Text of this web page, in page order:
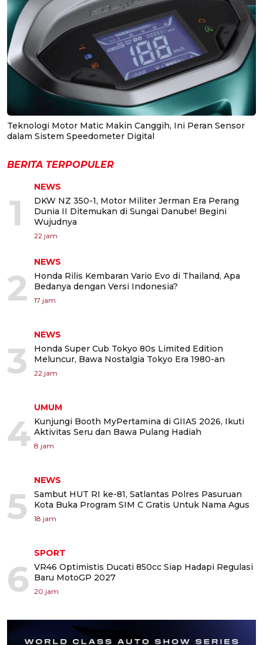
Teknologi Motor Matic Makin Canggih, Ini Peran Sensor
dalam Sistem Speedometer Digital
BERITA TERPOPULER
1
NEWS
DKW NZ 350-1, Motor Militer Jerman Era Perang
Dunia II Ditemukan di Sungai Danube! Begini
Wujudnya
22 jam
2
NEWS
Honda Rilis Kembaran Vario Evo di Thailand, Apa
Bedanya dengan Versi Indonesia?
17 jam
3
NEWS
Honda Super Cub Tokyo 80s Limited Edition
Meluncur, Bawa Nostalgia Tokyo Era 1980-an
22 jam
4
UMUM
Kunjungi Booth MyPertamina di GIIAS 2026, Ikuti
Aktivitas Seru dan Bawa Pulang Hadiah
8 jam
5
NEWS
Sambut HUT RI ke-81, Satlantas Polres Pasuruan
Kota Buka Program SIM C Gratis Untuk Nama Agus
18 jam
6
SPORT
VR46 Optimistis Ducati 850cc Siap Hadapi Regulasi
Baru MotoGP 2027
20 jam